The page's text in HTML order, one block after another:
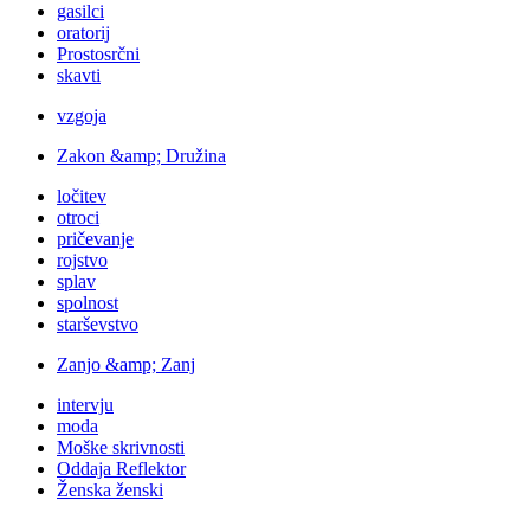
gasilci
oratorij
Prostosrčni
skavti
vzgoja
Zakon &amp; Družina
ločitev
otroci
pričevanje
rojstvo
splav
spolnost
starševstvo
Zanjo &amp; Zanj
intervju
moda
Moške skrivnosti
Oddaja Reflektor
Ženska ženski